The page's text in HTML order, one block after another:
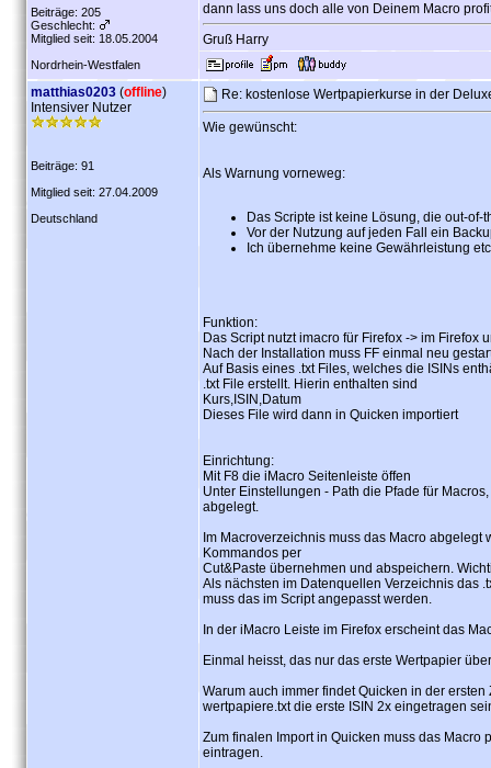
Beiträge: 205
Geschlecht:
Mitglied seit: 18.05.2004
Nordrhein-Westfalen
dann lass uns doch alle von Deinem Macro
Gruß Harry
matthias0203 (offline)
Intensiver Nutzer
Beiträge: 91
Mitglied seit: 27.04.2009
Deutschland
Re: kostenlose Wertpapierkurse in der
Wie gewünscht:
Als Warnung vorneweg:
Das Scripte ist keine Lösung, die out-
Vor der Nutzung auf jeden Fall ein
Ich übernehme keine Gewährleistung
Funktion:
Das Script nutzt imacro für Firefox -> im Firefox
Nach der Installation muss FF einmal neu
Auf Basis eines .txt Files, welches die ISINs
.txt File erstellt. Hierin enthalten sind
Kurs,ISIN,Datum
Dieses File wird dann in Quicken importiert
Einrichtung:
Mit F8 die iMacro Seitenleiste öffen
Unter Einstellungen - Path die Pfade für
abgelegt.
Im Macroverzeichnis muss das Macro
Kommandos per
Cut&Paste übernehmen und abspeichern.
Als nächsten im Datenquellen Verzeichnis das
muss das im Script angepasst werden.
In der iMacro Leiste im Firefox erscheint das
Einmal heisst, das nur das erste Wertpapier
Warum auch immer findet Quicken in der
wertpapiere.txt die erste ISIN 2x eingetragen
Zum finalen Import in Quicken muss das Macro
eintragen.